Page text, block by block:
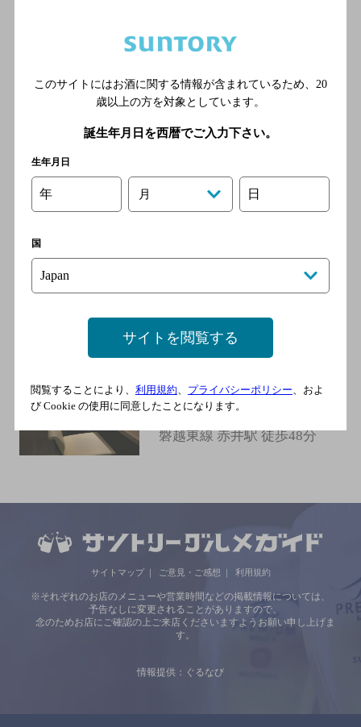
貝鮮浜焼きなると屋
[海鮮料理]
JR常磐線 いわき駅 南口 徒歩3
ＪＲ常磐線 いわき駅より徒
歩３分／ＪＲ磐越東線 いわ
[郷土料理]
ＪＲ いわき駅 徒歩3分／ＪＲ
磐越東線 赤井駅 徒歩48分
サイトマップ ご意見・ご感想 利用規約
※それぞれのお店のメニューや営業時間などの掲載情報については、
予告なしに変更されることがありますので、
念のためお店にご確認の上ご来店くださいますようお願い申し上げま
す。
情報提供：ぐるなび
このサイトにはお酒に関する情報が含まれているため、 20
歳以上の方を対象としています。
誕生年月日を西暦でご入力下さい。
生年月日
年 月 日
国
サイトを閲覧する
閲覧することにより、 利用規約、 プライバシーポリシー、およ
び Cookie の使用に同意したことになります。